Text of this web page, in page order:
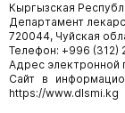
Кыргызская
Департамент
720044, Чуйская
Телефон: +996 (312)
Адрес электронной
Сайт в
https://www.dlsmi.kg